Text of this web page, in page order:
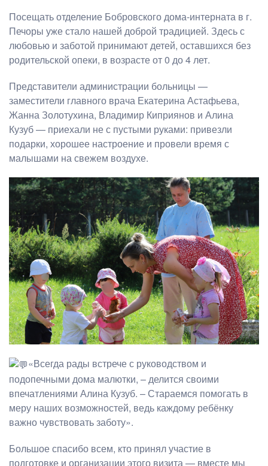
Посещать отделение Бобровского дома-интерната в г.
Печоры уже стало нашей доброй традицией. Здесь с
любовью и заботой принимают детей, оставшихся без
родительской опеки, в возрасте от 0 до 4 лет.
Представители администрации больницы —
заместители главного врача Екатерина Астафьева,
Жанна Золотухина, Владимир Киприянов и Алина
Кузуб — приехали не с пустыми руками: привезли
подарки, хорошее настроение и провели время с
малышами на свежем воздухе.
«Всегда рады встрече с руководством и
подопечными дома малютки, – делится своими
впечатлениями Алина Кузуб. – Стараемся помогать в
меру наших возможностей, ведь каждому ребёнку
важно чувствовать заботу».
Большое спасибо всем, кто принял участие в
подготовке и организации этого визита — вместе мы